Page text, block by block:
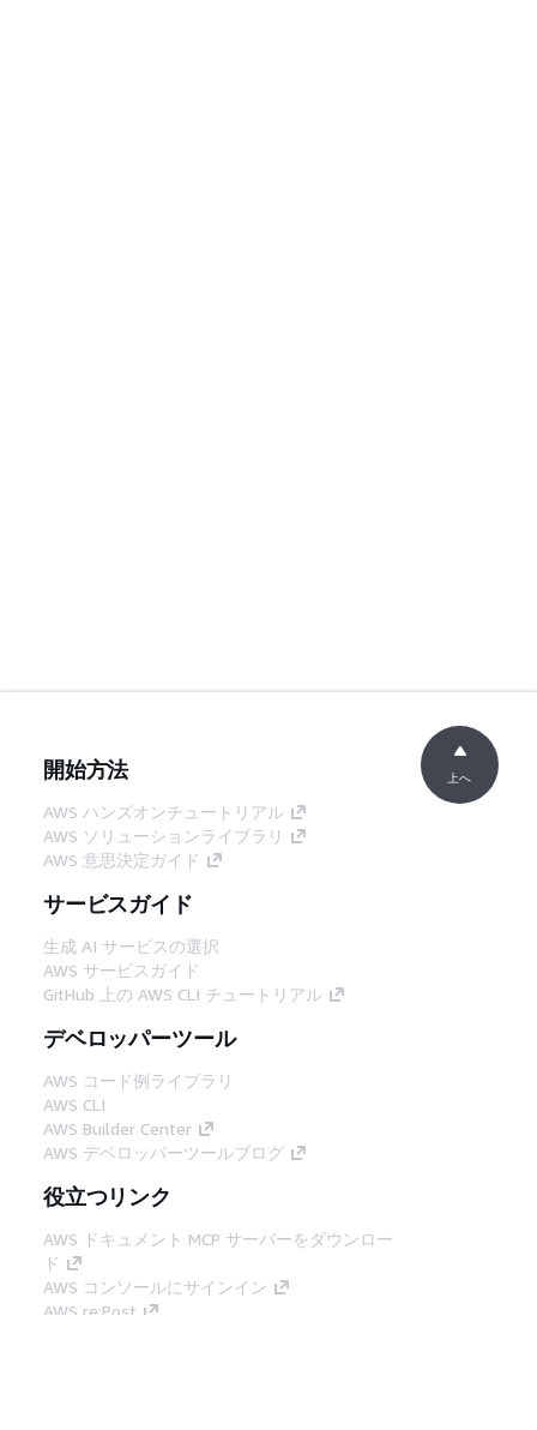
開始方法
AWS ハンズオンチュートリアル
AWS ソリューションライブラリ
AWS 意思決定ガイド
サービスガイド
生成 AI サービスの選択
AWS サービスガイド
GitHub 上の AWS CLI チュートリアル
デベロッパーツール
AWS コード例ライブラリ
AWS CLI
AWS Builder Center
AWS デベロッパーツールブログ
役立つリンク
AWS ドキュメント MCP サーバーをダウンロー
ド
AWS コンソールにサインイン
AWS re:Post
上へ